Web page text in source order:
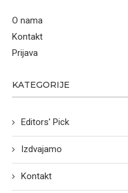
O nama
Kontakt
Prijava
KATEGORIJE
Editors' Pick
Izdvajamo
Kontakt